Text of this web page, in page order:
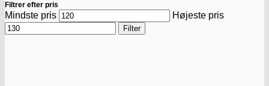
Filtrer efter pris
Mindste pris Højeste pris
Filter